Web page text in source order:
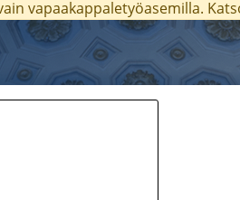
vapaakappaletyöasemilla.